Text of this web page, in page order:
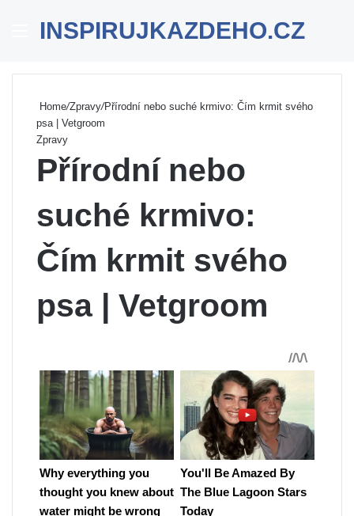
Menu
INSPIRUJKAZDEHO.CZ
Home/Zpravy/Přírodní nebo suché krmivo: Čím krmit svého
psa | Vetgroom
Zpravy
Přírodní nebo
suché krmivo:
Čím krmit svého
psa | Vetgroom